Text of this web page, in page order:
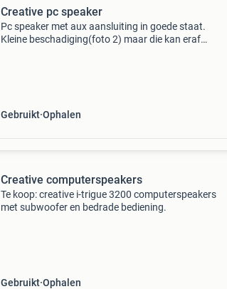
Creative pc speaker
Pc speaker met aux aansluiting in goede staat.
Kleine beschadiging(foto 2) maar die kan eraf
Gebruikt Ophalen
Creative computerspeakers
Te koop: creative i-trigue 3200 computerspeakers
met subwoofer en bedrade bediening.
Gebruikt Ophalen